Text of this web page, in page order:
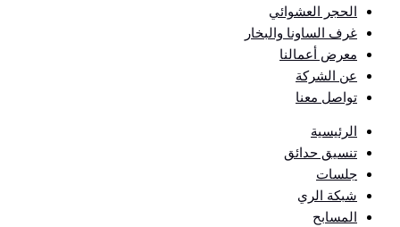
الحجر العشوائي
غرف الساونا والبخار
معرض أعمالنا
عن الشركة
تواصل معنا
الرئيسية
تنسيق حدائق
جلسات
شبكة الري
المسابح